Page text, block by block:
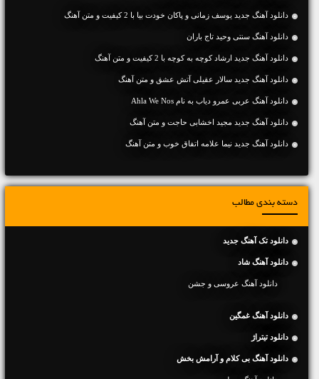
دانلود آهنگ جديد یوسف زمانی و پاکان خودت بیا با 2 کیفیت و متن آهنگ
دانلود آهنگ سنتی وحید تاج باران
دانلود آهنگ جديد ارشاد کوچه به کوچه با 2 کیفیت و متن آهنگ
دانلود آهنگ جديد سالار عقیلی آتش عشق و متن آهنگ
دانلود آهنگ عربی عمرو دياب به نام Ahla We Nos
دانلود آهنگ جديد مجید اخشابی حاجت و متن آهنگ
دانلود آهنگ جديد نیما علامه اتفاق خوب و متن آهنگ
دسته بندی مطالب
دانلود تک آهنگ جدید
دانلود آهنگ شاد
دانلود آهنگ عروسی و جشن
دانلود آهنگ غمگین
دانلود تیتراژ
دانلود آهنگ بی کلام و آرامش بخش